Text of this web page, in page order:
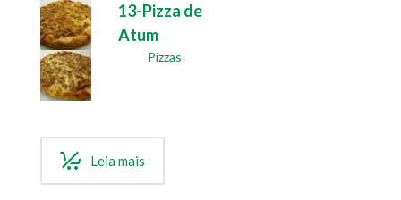
13-Pizza de
Atum
Pizzas
Leia mais